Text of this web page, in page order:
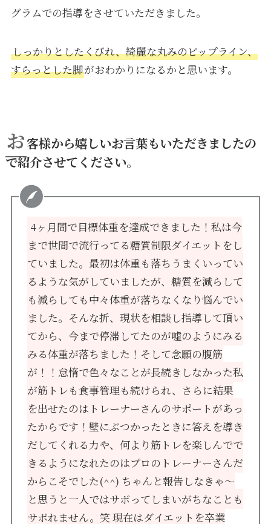
グラムでの指導をさせていただきました。
しっかりとしたくびれ、綺麗な丸みのピップライン、
すらっとした脚がおわかりになるかと思います。
お客様から嬉しいお言葉もいただきましたの
で紹介させてください。
4ヶ月間で目標体重を達成できました！私は今
まで世間で流行ってる糖質制限ダイエットをし
ていました。最初は体重も落ちうまくいってい
るような気がしていましたが、糖質を減らして
も減らしても中々体重が落ちなくなり悩んでい
ました。そんな折、現状を相談し指導して頂い
てから、今まで停滞してたのが嘘のようにみる
みる体重が落ちました！そして念願の腹筋
が！！怠惰で色々なことが長続きしなかった私
が筋トレも食事管理も続けられ、さらに結果
を出せたのはトレーナーさんのサポートがあっ
たからです！壁にぶつかったときに答えを導き
だしてくれる力や、何より筋トレを楽しんでで
きるようになれたのはプロのトレーナーさんだ
からこそでした(^^) ちゃんと報告しなきゃ～
と思うと一人ではサボってしまいがちなことも
サボれません。笑 現在はダイエットを卒業